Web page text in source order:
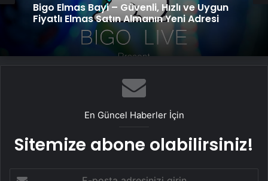
Bigo Elmas Bayi – Güvenli, Hızlı ve Uygun
Fiyatlı Elmas Satın Almanın Yeni Adresi
En Güncel Haberler İçin
Sitemize abone olabilirsiniz!